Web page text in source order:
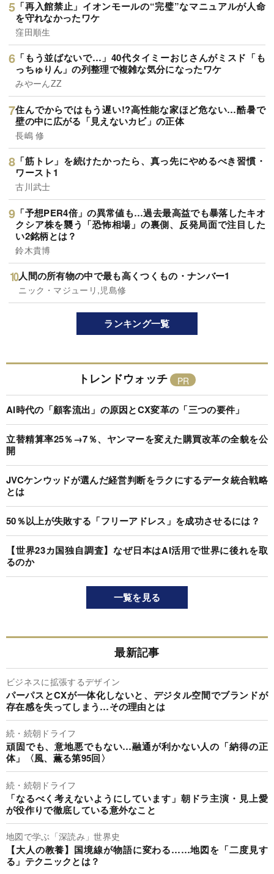
「再入館禁止」イオンモールの“完璧”なマニュアルが人命
を守れなかったワケ
窪田順生
「もう並ばないで…」40代タイミーおじさんがミスド「も
っちゅりん」の列整理で複雑な気分になったワケ
みやーんZZ
住んでからではもう遅い!?高性能な家ほど危ない…酷暑で
壁の中に広がる「見えないカビ」の正体
長嶋 修
「筋トレ」を続けたかったら、真っ先にやめるべき習慣・
ワースト1
古川武士
「予想PER4倍」の異常値も…過去最高益でも暴落したキオ
クシア株を襲う「恐怖相場」の裏側、反発局面で注目した
い2銘柄とは？
鈴木貴博
人間の所有物の中で最も高くつくもの・ナンバー1
ニック・マジューリ,児島修
ランキング一覧
トレンドウォッチ
AI時代の「顧客流出」の原因とCX変革の「三つの要件」
立替精算率25％→7％、ヤンマーを変えた購買改革の全貌を公
開
JVCケンウッドが選んだ経営判断をラクにするデータ統合戦略
とは
50％以上が失敗する「フリーアドレス」を成功させるには？
【世界23カ国独自調査】なぜ日本はAI活用で世界に後れを取
るのか
一覧を見る
最新記事
ビジネスに拡張するデザイン
パーパスとCXが一体化しないと、デジタル空間でブランドが
存在感を失ってしまう…その理由とは
続・続朝ドライフ
頑固でも、意地悪でもない…融通が利かない人の「納得の正
体」〈風、薫る第95回〉
続・続朝ドライフ
「なるべく考えないようにしています」朝ドラ主演・見上愛
が役作りで徹底している意外なこと
地図で学ぶ「深読み」世界史
【大人の教養】国境線が物語に変わる……地図を「二度見す
る」テクニックとは？